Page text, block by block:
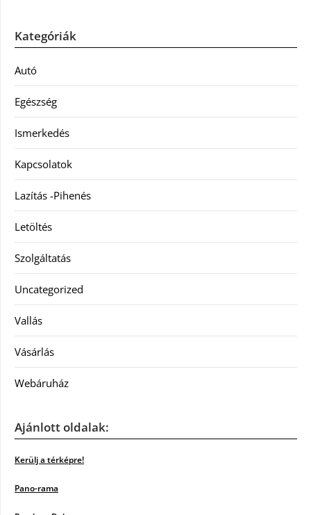
Kategóriák
Autó
Egészség
Ismerkedés
Kapcsolatok
Lazítás -Pihenés
Letöltés
Szolgáltatás
Uncategorized
Vallás
Vásárlás
Webáruház
Ajánlott oldalak:
Kerülj a térképre!
Pano-rama